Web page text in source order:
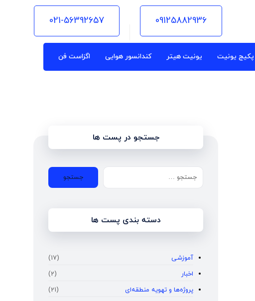
021-56392657 09125882936
پکیج یونیت یونیت هیتر کندانسور هوایی اگزاست فن
جستجو در پست ها
دسته بندی پست ها
آموزشی (17)
اخبار
(2)
پروژه‌ها و تهویه منطقه‌ای
(21)